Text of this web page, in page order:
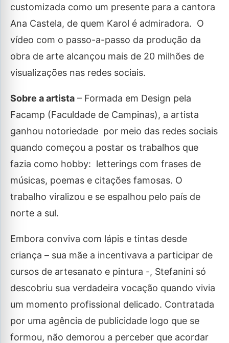
customizada como um presente para a cantora
Ana Castela, de quem Karol é admiradora. O
vídeo com o passo-a-passo da produção da
obra de arte alcançou mais de 20 milhões de
visualizações nas redes sociais.
Sobre a artista – Formada em Design pela
Facamp (Faculdade de Campinas), a artista
ganhou notoriedade por meio das redes sociais
quando começou a postar os trabalhos que
fazia como hobby: letterings com frases de
músicas, poemas e citações famosas. O
trabalho viralizou e se espalhou pelo país de
norte a sul.
Embora conviva com lápis e tintas desde
criança – sua mãe a incentivava a participar de
cursos de artesanato e pintura -, Stefanini só
descobriu sua verdadeira vocação quando vivia
um momento profissional delicado. Contratada
por uma agência de publicidade logo que se
formou, não demorou a perceber que acordar